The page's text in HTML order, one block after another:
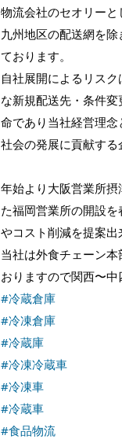
物流会社のセオリー
九州地区の配送網を
ております。
自社展開によるリス
な新規配送先・条件
命であり当社経営理
社会の発展に貢献する
年始より大阪営業所
た福岡営業所の開設
やコスト削減を提案出
当社は外食チェーン
おりますので関西〜中
#冷蔵倉庫
#冷凍倉庫
#冷蔵庫
#冷凍冷蔵車
#冷凍車
#冷蔵車
#食品物流